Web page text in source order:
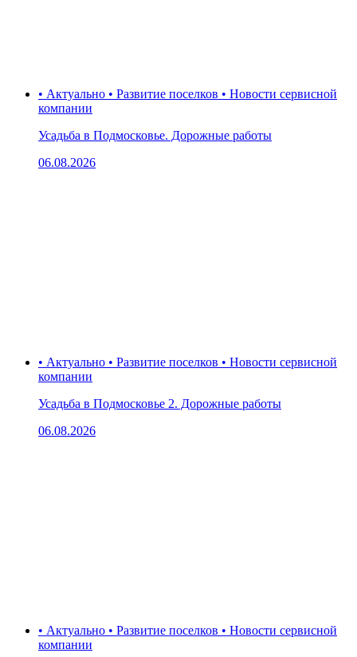
• Актуально • Развитие поселков • Новости сервисной
компании
Усадьба в Подмосковье. Дорожные работы
06.08.2026
• Актуально • Развитие поселков • Новости сервисной
компании
Усадьба в Подмосковье 2. Дорожные работы
06.08.2026
• Актуально • Развитие поселков • Новости сервисной
компании